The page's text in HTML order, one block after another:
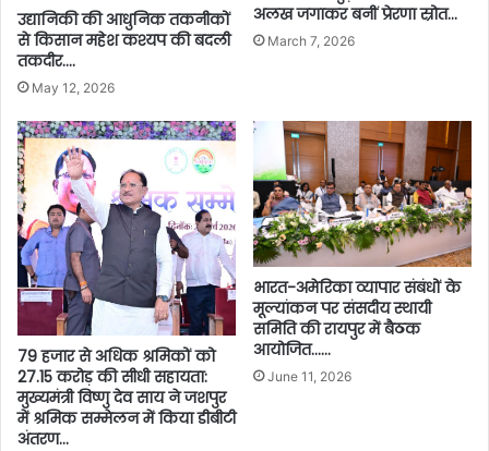
उद्यानिकी की आधुनिक तकनीकों
से किसान महेश कश्यप की बदली
तकदीर….
May 12, 2026
अलख जगाकर बनीं प्रेरणा स्रोत…
March 7, 2026
79 हजार से अधिक श्रमिकों को
27.15 करोड़ की सीधी सहायता:
मुख्यमंत्री विष्णु देव साय ने जशपुर
में श्रमिक सम्मेलन में किया डीबीटी
अंतरण…
भारत-अमेरिका व्यापार संबंधों के
मूल्यांकन पर संसदीय स्थायी
समिति की रायपुर में बैठक
आयोजित……
June 11, 2026